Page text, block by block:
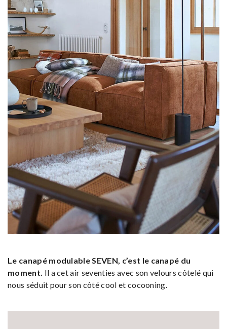
Le canapé modulable SEVEN, c’est le canapé du
moment. Il a cet air seventies avec son velours côtelé qui
nous séduit pour son côté cool et cocooning.